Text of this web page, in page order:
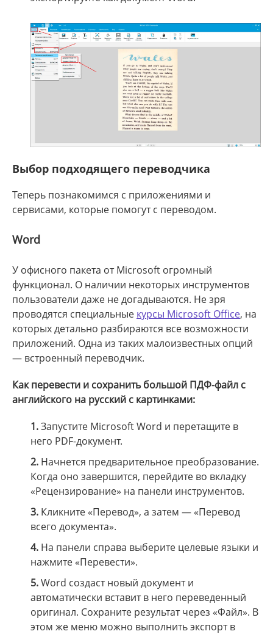
Выбор подходящего переводчика
Теперь познакомимся с приложениями и
сервисами, которые помогут с переводом.
Word
У офисного пакета от Microsoft огромный
функционал. О наличии некоторых инструментов
пользователи даже не догадываются. Не зря
проводятся специальные курсы Microsoft Office, на
которых детально разбираются все возможности
приложений. Одна из таких малоизвестных опций
— встроенный переводчик.
Как перевести и сохранить большой ПДФ-файл с
английского на русский с картинками:
1.Запустите Microsoft Word и перетащите в
него PDF-документ.
2. Начнется предварительное преобразование.
Когда оно завершится, перейдите во вкладку
«Рецензирование» на панели инструментов.
3. Кликните «Перевод», а затем — «Перевод
всего документа».
4. На панели справа выберите целевые языки и
нажмите «Перевести».
5.Word создаст новый документ и
автоматически вставит в него переведенный
оригинал. Сохраните результат через «Файл». В
этом же меню можно выполнить экспорт в